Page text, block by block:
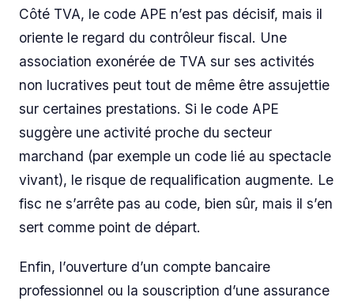
Côté TVA, le code APE n’est pas décisif, mais il
oriente le regard du contrôleur fiscal. Une
association exonérée de TVA sur ses activités
non lucratives peut tout de même être assujettie
sur certaines prestations. Si le code APE
suggère une activité proche du secteur
marchand (par exemple un code lié au spectacle
vivant), le risque de requalification augmente. Le
fisc ne s’arrête pas au code, bien sûr, mais il s’en
sert comme point de départ.
Enfin, l’ouverture d’un compte bancaire
professionnel ou la souscription d’une assurance